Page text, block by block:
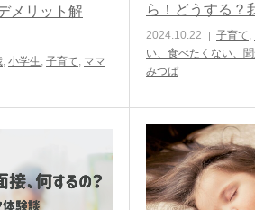
メリット解
, 小学生, 子育て, ママ
ら！どうする？
2024.10.22 子育て,
い、食べたくない、聞
みつば